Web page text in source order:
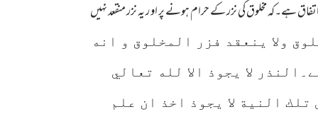
ہے۔کہ مخلوق کی نزر کے حرام ہونے پر او ر یہ نزر منقعد نہیں
ولا ينعقد فزر المخلوق و انه
لا يجوذ الا لله تعالي
النية لا يجوذ اخذ ان علم